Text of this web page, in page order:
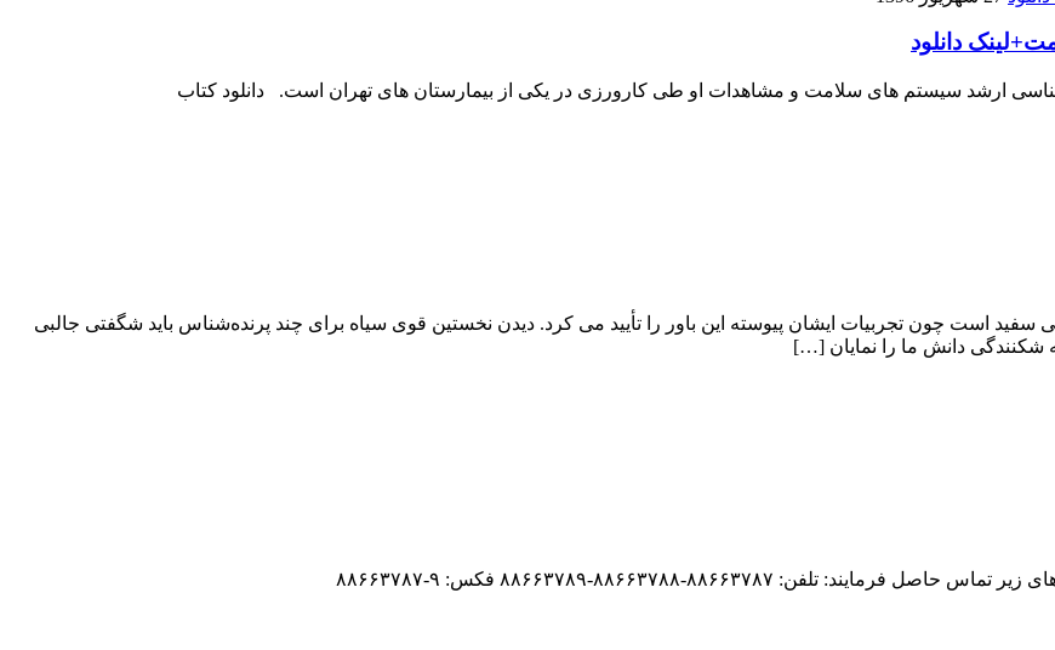
دانلود
ارشد سیستم های سلامت و مشاهدات او طی کارورزی در یکی از بیمارستان های تهران است. دانلود کتاب
سفید است چون تجربیات ایشان پیوسته این باور را تأیید می کرد. دیدن نخستین قوى سیاه براى چند پرنده‌شناس باید شگفتى جالبى
شکنندگى دانش ما را نمایان […]
۸۸۶۶۳۷۸۷-۸۸۶۶۳۷۸۸-۸۸۶۶۳۷۸۹ فکس: ۹-۸۸۶۶۳۷۸۷